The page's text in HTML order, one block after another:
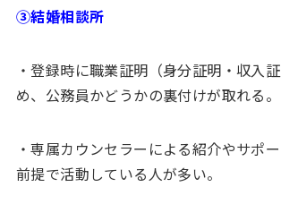
③結婚相談所
・登録時に職業証明（身分証明・収入
め、公務員かどうかの裏付けが取れる。
・専属カウンセラーによる紹介やサポ
前提で活動している人が多い。